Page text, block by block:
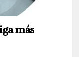
más